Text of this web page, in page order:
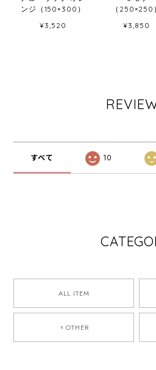
ンジ（150×300）
¥3,520
（250×250
¥3,850
すべて 10
ALL ITEM
▫︎OTHER